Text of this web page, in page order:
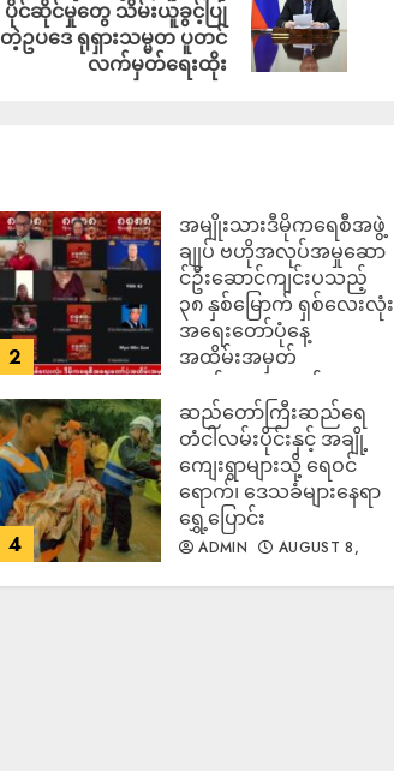
ပိုင်ဆိုင်မှုတွေ သိမ်းယူခွင့်ပြု
တဲ့ဥပဒေ ရုရှားသမ္မတ ပူတင်
လက်မှတ်ရေးထိုး
2
အမျိုးသားဒီမိုကရေစီအဖွဲ့
ချုပ် ဗဟိုအလုပ်အမှုဆော
င်ဦးဆောင်ကျင်းပသည့်
၃၈ နှစ်မြောက် ရှစ်လေးလုံး
အရေးတော်ပုံနေ့
အထိမ်းအမှတ်
အခမ်းအနား ကျင်းပ
ပြုလုပ်
ADMIN
AUGUST 8,
2026
4
ဆည်တော်ကြီးဆည်ရေ
တံငါလမ်းပိုင်းနှင့် အချို့
ကျေးရွာများသို့ ရေဝင်
ရောက်၊ ‌ဒေသခံများနေရာ
ရွှေ့ပြောင်း
ADMIN
AUGUST 8,